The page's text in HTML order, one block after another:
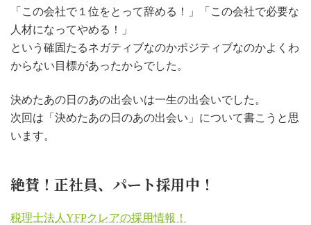
「この会社で１位をとって辞める！」「この会社で必要な
人材になってやめる！」
という確固たるネガティブなのかポジティブなのかよくわ
からない目標があったからでした。
決めたあの日のあの出会いは一生の出会いでした。
次回は「決めたあの日のあの出会い」について書こうと思
います。
絶賛！正社員、パート採用中！
税理士法人YFPクレアの採用情報！